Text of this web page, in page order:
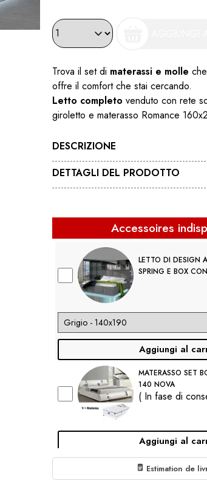
Trova il set di materassi e molle
offre il comfort che stai cercando.
Letto completo venduto con rete
giroletto e materasso Romance
DESCRIZIONE
DETTAGLI DEL PRODOTTO
Accessoires
LETTO DI DESIGN
SPRING E BOX
Aggiungi al
MATERASSO SET
140 NOVA
( In fase di
Aggiungi al
1 X SET DI MATERASSI A MOLLE GRIGIO 160
Estimation de